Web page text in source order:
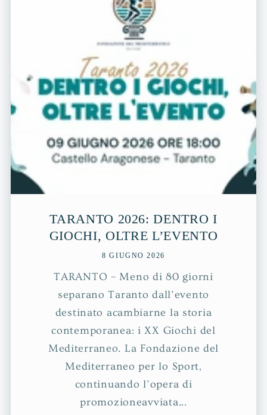
TARANTO 2026: DENTRO I
GIOCHI, OLTRE L’EVENTO
8 GIUGNO 2026
TARANTO – Meno di 80 giorni
separano Taranto dall’evento
destinato acambiarne la storia
contemporanea: i XX Giochi del
Mediterraneo. La Fondazione del
Mediterraneo per lo Sport,
continuando l’opera di
promozioneavviata...